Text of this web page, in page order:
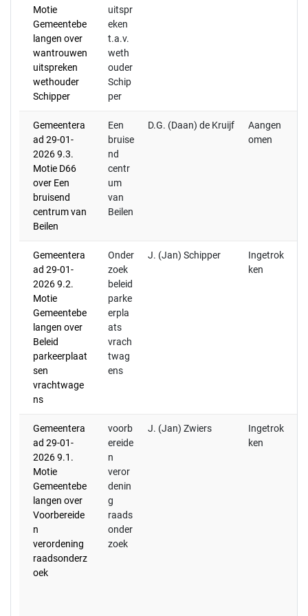
Motie
Gemeentebe
langen over
wantrouwen
uitspreken
wethouder
Schipper
uitspr
eken
t.a.v.
weth
ouder
Schip
per
Gemeentera
ad 29-01-
2026 9.3.
Motie D66
over Een
bruisend
centrum van
Beilen
Een
bruise
nd
centr
um
van
Beilen
D.G. (Daan) de Kruijf
Aangen
omen
Gemeentera
ad 29-01-
2026 9.2.
Motie
Gemeentebe
langen over
Beleid
parkeerplaat
sen
vrachtwage
ns
Onder
zoek
beleid
parke
erpla
ats
vrach
twag
ens
J. (Jan) Schipper
Ingetrok
ken
Gemeentera
ad 29-01-
2026 9.1.
Motie
Gemeentebe
langen over
Voorbereide
n
verordening
raadsonderz
oek
voorb
ereide
n
veror
denin
g
raads
onder
zoek
J. (Jan) Zwiers
Ingetrok
ken